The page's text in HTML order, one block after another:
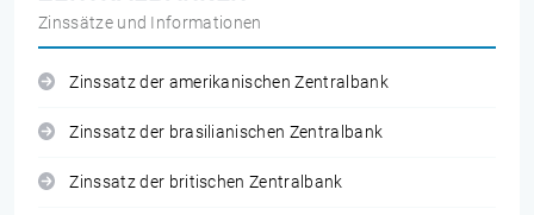
Zinssätze und Informationen
Zinssatz der amerikanischen Zentralbank
Zinssatz der brasilianischen Zentralbank
Zinssatz der britischen Zentralbank